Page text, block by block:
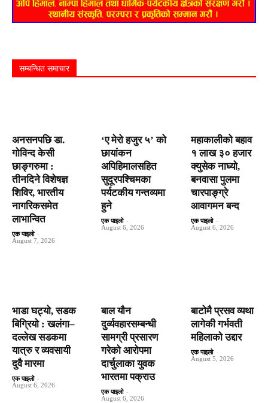
सम्बन्धित समाचार
अनसनपछि डा.
गोविन्द केसी
छाङ्गरुमा :
तीनदिने विशेषज्ञ
शिविर, भारतीय
नागरिकसमेत
लाभान्वित
एक पाइलो -
August 7, 2026
‘ए मेरो हजुर ५’ को
छायांकन
अपिहिमालसहित
सुदूरपश्चिमका
पर्यटकीय गन्तव्यमा
हुने
एक पाइलो -
August 6, 2026
महाकालीको बहाव
१ लाख ३० हजार
क्युसेक नाघ्यो,
बनवासा पुलमा
चारपाङ्ग्रे
आवागमन बन्द
एक पाइलो -
August 6, 2026
भाडा घट्यो, सडक
बिग्रियो : खलंगा–
दल्लेख सडकमा
यात्रु र व्यवसायी
दुवै मारमा
एक पाइलो -
August 6, 2026
बाल यौन
दुर्व्यवहारसम्बन्धी
सामग्री प्रसारण
गरेको आरोपमा
दार्चुलाका युवक
भारतमा पक्राउ
एक पाइलो -
August 6, 2026
बाटाेमै प्रसव व्यथा
लागेकी गर्भवती
महिलाको उद्दार
एक पाइलो -
August 5, 2026